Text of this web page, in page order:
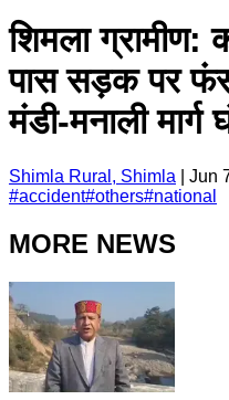
शिमला ग्रामीण:
पास सड़क पर
मंडी-मनाली
Shimla Rural, Shimla
Jun
#accident#others#national
MORE NEWS